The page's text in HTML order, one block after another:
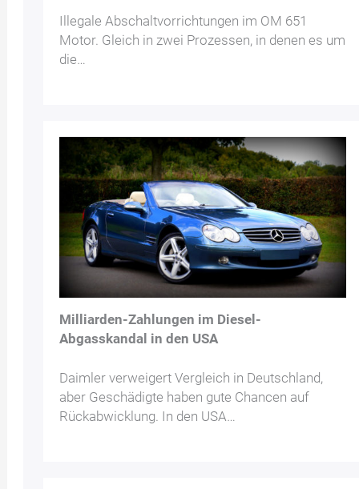
Illegale Abschaltvorrichtungen im OM 651
Motor. Gleich in zwei Prozessen, in denen es um
die…
Milliarden-Zahlungen im Diesel-
Abgasskandal in den USA
Daimler verweigert Vergleich in Deutschland,
aber Geschädigte haben gute Chancen auf
Rückabwicklung. In den USA…